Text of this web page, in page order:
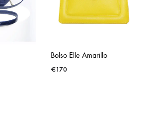
Bolso Elle Amarillo
€170